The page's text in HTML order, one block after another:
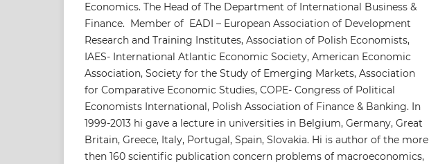
Economics. The Head of The Department of International Business &
Finance. Member of EADI – European Association of Development
Research and Training Institutes, Association of Polish Economists,
IAES- International Atlantic Economic Society, American Economic
Association, Society for the Study of Emerging Markets, Association
for Comparative Economic Studies, COPE- Congress of Political
Economists International, Polish Association of Finance & Banking. In
1999-2013 hi gave a lecture in universities in Belgium, Germany, Great
Britain, Greece, Italy, Portugal, Spain, Slovakia. Hi is author of the more
then 160 scientific publication concern problems of macroeconomics,